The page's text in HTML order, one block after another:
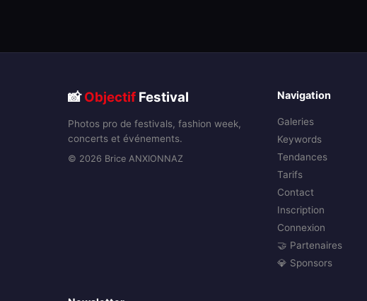
📸Objectif Festival
Photos pro de festivals, fashion week,
concerts et événements.
© 2026 Brice ANXIONNAZ
Navigation
Galeries
Keywords
Tendances
Tarifs
Contact
Inscription
Connexion
🤝 Partenaires
💎 Sponsors